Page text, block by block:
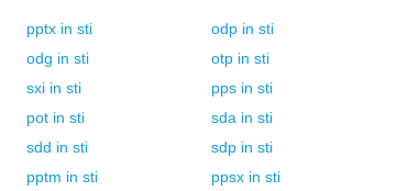
pptx in sti odp in sti
odg in sti otp in sti
sxi in sti pps in sti
pot in sti sda in sti
sdd in sti sdp in sti
pptm in sti ppsx in sti